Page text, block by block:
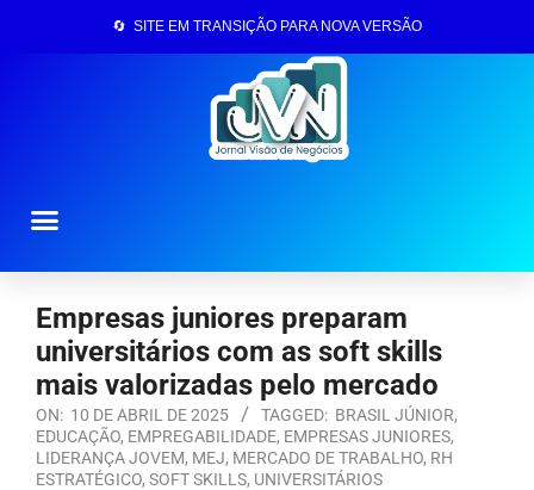
🔄 SITE EM TRANSIÇÃO PARA NOVA VERSÃO
Empresas juniores preparam
universitários com as soft skills
mais valorizadas pelo mercado
ON: 10 DE ABRIL DE 2025 TAGGED: BRASIL JÚNIOR,
EDUCAÇÃO, EMPREGABILIDADE, EMPRESAS JUNIORES,
LIDERANÇA JOVEM, MEJ, MERCADO DE TRABALHO, RH
ESTRATÉGICO, SOFT SKILLS, UNIVERSITÁRIOS